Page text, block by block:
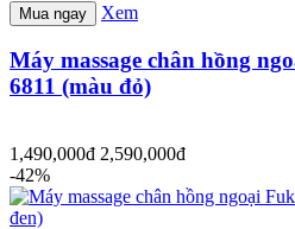
Mua ngay Xem
Máy massage chân hồng
6811 (màu đỏ)
1,490,000đ 2,590,000đ
-42%